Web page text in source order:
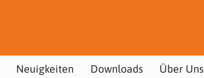
Neuigkeiten Downloads Über Uns